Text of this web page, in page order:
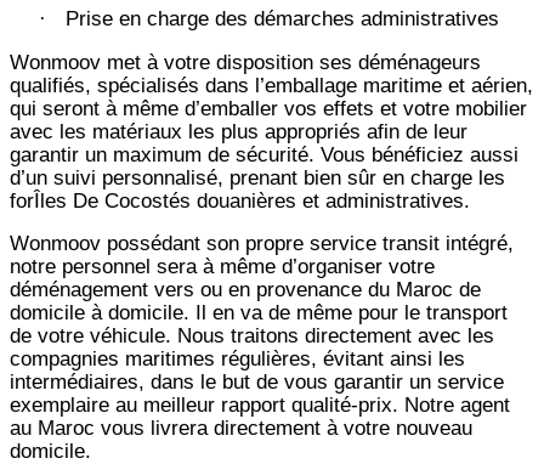
·
Prise en charge des démarches administratives
Wonmoov met à votre disposition ses déménageurs
qualifiés, spécialisés dans l’emballage maritime et aérien,
qui seront à même d’emballer vos effets et votre mobilier
avec les matériaux les plus appropriés afin de leur
garantir un maximum de sécurité. Vous bénéficiez aussi
d’un suivi personnalisé, prenant bien sûr en charge les
forÎles De Cocostés douanières et administratives.
Wonmoov possédant son propre service transit intégré,
notre personnel sera à même d’organiser votre
déménagement vers ou en provenance du Maroc de
domicile à domicile. Il en va de même pour le transport
de votre véhicule. Nous traitons directement avec les
compagnies maritimes régulières, évitant ainsi les
intermédiaires, dans le but de vous garantir un service
exemplaire au meilleur rapport qualité-prix. Notre agent
au Maroc vous livrera directement à votre nouveau
domicile.